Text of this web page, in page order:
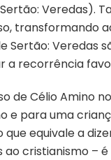
Veredas).
transformando
Sertão:
a recorrência
de Célio Amino
e para uma
que equivale a
cristianismo –